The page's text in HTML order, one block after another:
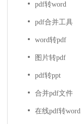
pdf转word
pdf合并工具
word转pdf
图片转pdf
pdf转ppt
合并pdf文件
在线pdf转word